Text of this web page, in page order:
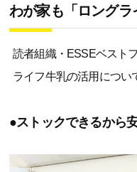
わが家も「ロングラ
読者組織・ESSEベスト
ライフ牛乳の活用につい
●ストックできるから